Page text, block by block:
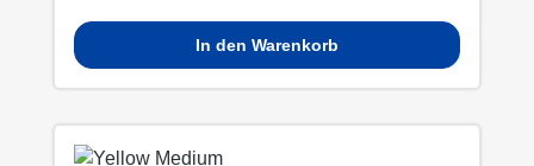
In den Warenkorb